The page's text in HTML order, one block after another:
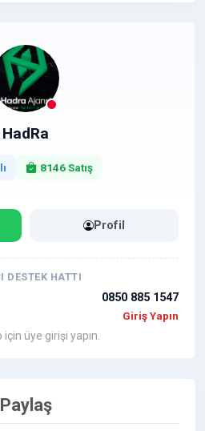
HadRa
8146 Satış
Profil
DESTEK HATTI
0850 885 1547
Giriş Yapın
üye girişi yapın.
Paylaş